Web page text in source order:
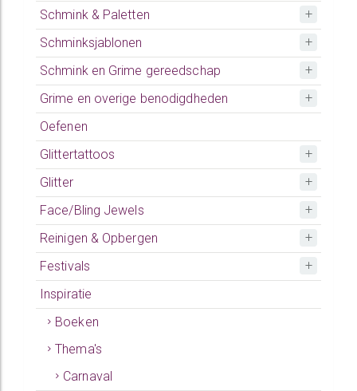
Schmink & Paletten
Schminksjablonen
Schmink en Grime gereedschap
Grime en overige benodigdheden
Oefenen
Glittertattoos
Glitter
Face/Bling Jewels
Reinigen & Opbergen
Festivals
Inspiratie
Boeken
Thema's
Carnaval